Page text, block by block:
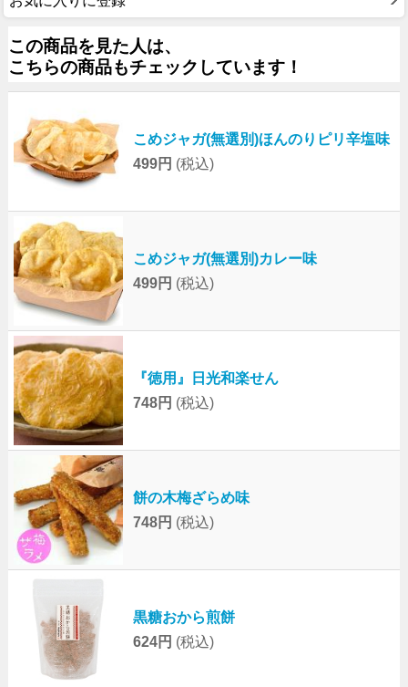
この商品を見た人は、
こちらの商品もチェックしています！
こめジャガ(無選別)ほんのりピリ辛塩味
499円 (税込)
こめジャガ(無選別)カレー味
499円 (税込)
『徳用』日光和楽せん
748円 (税込)
餅の木梅ざらめ味
748円 (税込)
黒糖おから煎餅
624円 (税込)